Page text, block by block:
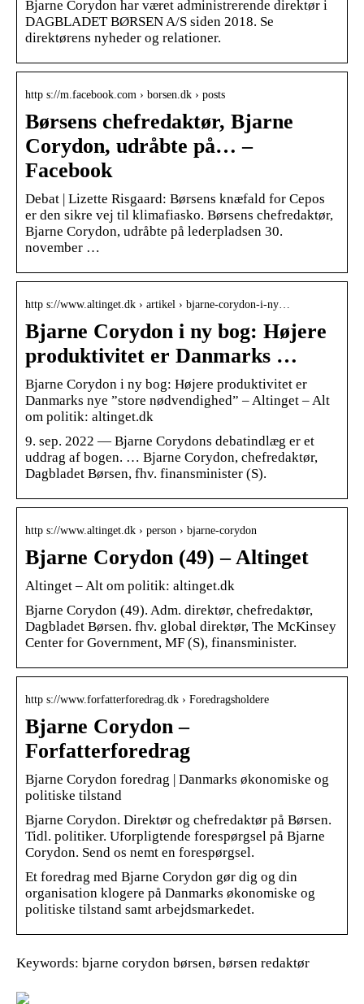
Bjarne Corydon har været administrerende direktør i
DAGBLADET BØRSEN A/S siden 2018. Se
direktørens nyheder og relationer.
http s://m.facebook.com › borsen.dk › posts
Børsens chefredaktør, Bjarne
Corydon, udråbte på… –
Facebook
Debat | Lizette Risgaard: Børsens knæfald for Cepos
er den sikre vej til klimafiasko. Børsens chefredaktør,
Bjarne Corydon, udråbte på lederpladsen 30.
november …
http s://www.altinget.dk › artikel › bjarne-corydon-i-ny…
Bjarne Corydon i ny bog: Højere
produktivitet er Danmarks …
Bjarne Corydon i ny bog: Højere produktivitet er
Danmarks nye ”store nødvendighed” – Altinget – Alt
om politik: altinget.dk
9. sep. 2022 — Bjarne Corydons debatindlæg er et
uddrag af bogen. … Bjarne Corydon, chefredaktør,
Dagbladet Børsen, fhv. finansminister (S).
http s://www.altinget.dk › person › bjarne-corydon
Bjarne Corydon (49) – Altinget
Altinget – Alt om politik: altinget.dk
Bjarne Corydon (49). Adm. direktør, chefredaktør,
Dagbladet Børsen. fhv. global direktør, The McKinsey
Center for Government, MF (S), finansminister.
http s://www.forfatterforedrag.dk › Foredragsholdere
Bjarne Corydon –
Forfatterforedrag
Bjarne Corydon foredrag | Danmarks økonomiske og
politiske tilstand
Bjarne Corydon. Direktør og chefredaktør på Børsen.
Tidl. politiker. Uforpligtende forespørgsel på Bjarne
Corydon. Send os nemt en forespørgsel.
Et foredrag med Bjarne Corydon gør dig og din
organisation klogere på Danmarks økonomiske og
politiske tilstand samt arbejdsmarkedet.
Keywords: bjarne corydon børsen, børsen redaktør